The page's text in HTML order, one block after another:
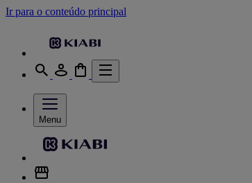
Ir para o conteúdo principal
Menu